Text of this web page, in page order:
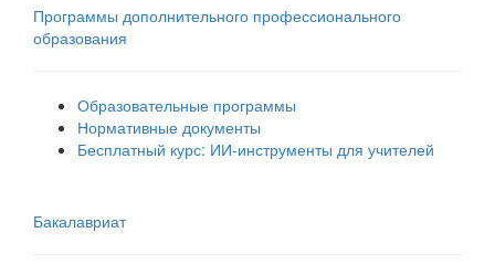
Программы дополнительного профессионального
образования
Образовательные программы
Нормативные документы
Бесплатный курс: ИИ‑инструменты для учителей
Бакалавриат